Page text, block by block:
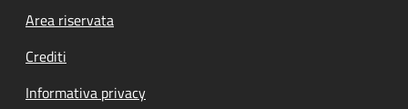
Footer menu
Area riservata
Crediti
Informativa privacy